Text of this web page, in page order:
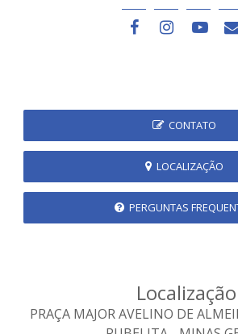
CONTATO
LOCALIZAÇÃO
PERGUNTAS
Localização
PRAÇA MAJOR AVELINO DE